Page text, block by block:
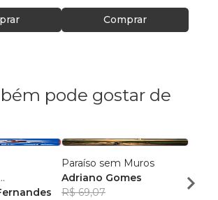
Comprar
pode gostar de
Paraíso sem Muros
Adriano Gomes
R$ 69,07
R$